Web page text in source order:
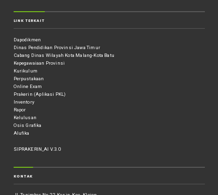
LINK TERKAIT
Dapodikmen
Dinas Pendidikan Provinsi Jawa Timur
Cabang Dinas Wilayah Kota Malang-Kota Batu
Kepegawaiaan Provinsi
Kurikulum
Perpustakaan
Online Exam
Prakerin (Aplikasi PKL)
Inventory
Rapor
Kelulusan
Osis Grafika
Alufika
SIPRAKERIN_AI V.3.0
KONTAK